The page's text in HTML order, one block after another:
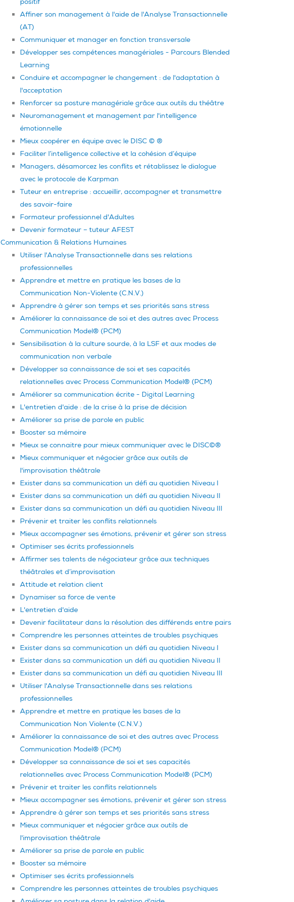
Affiner son management à l'aide de l'Analyse Transactionnelle
(AT)
Communiquer et manager en fonction transversale
Développer ses compétences managériales - Parcours Blended
Learning
Conduire et accompagner le changement : de l'adaptation à
l'acceptation
Renforcer sa posture managériale grâce aux outils du théâtre
Neuromanagement et management par l'intelligence
émotionnelle
Mieux coopérer en équipe avec le DISC © ®
Faciliter l’intelligence collective et la cohésion d’équipe
Managers, désamorcez les conflits et rétablissez le dialogue
avec le protocole de Karpman
Tuteur en entreprise : accueillir, accompagner et transmettre
des savoir-faire
Formateur professionnel d'Adultes
Devenir formateur – tuteur AFEST
Communication & Relations Humaines
Utiliser l'Analyse Transactionnelle dans ses relations
professionnelles
Apprendre et mettre en pratique les bases de la
Communication Non-Violente (C.N.V.)
Apprendre à gérer son temps et ses priorités sans stress
Améliorer la connaissance de soi et des autres avec Process
Communication Model® (PCM)
Sensibilisation à la culture sourde, à la LSF et aux modes de
communication non verbale
Développer sa connaissance de soi et ses capacités
relationnelles avec Process Communication Model® (PCM)
Améliorer sa communication écrite - Digital Learning
L'entretien d'aide : de la crise à la prise de décision
Améliorer sa prise de parole en public
Booster sa mémoire
Mieux se connaitre pour mieux communiquer avec le DISC©®
Mieux communiquer et négocier grâce aux outils de
l'improvisation théâtrale
Exister dans sa communication un défi au quotidien Niveau I
Exister dans sa communication un défi au quotidien Niveau II
Exister dans sa communication un défi au quotidien Niveau III
Prévenir et traiter les conflits relationnels
Mieux accompagner ses émotions, prévenir et gérer son stress
Optimiser ses écrits professionnels
Affirmer ses talents de négociateur grâce aux techniques
théâtrales et d’improvisation
Attitude et relation client
Dynamiser sa force de vente
L'entretien d'aide
Devenir facilitateur dans la résolution des différends entre pairs
Comprendre les personnes atteintes de troubles psychiques
Exister dans sa communication un défi au quotidien Niveau I
Exister dans sa communication un défi au quotidien Niveau II
Exister dans sa communication un défi au quotidien Niveau III
Utiliser l'Analyse Transactionnelle dans ses relations
professionnelles
Apprendre et mettre en pratique les bases de la
Communication Non Violente (C.N.V.)
Améliorer la connaissance de soi et des autres avec Process
Communication Model® (PCM)
Développer sa connaissance de soi et ses capacités
relationnelles avec Process Communication Model® (PCM)
Prévenir et traiter les conflits relationnels
Mieux accompagner ses émotions, prévenir et gérer son stress
Apprendre à gérer son temps et ses priorités sans stress
Mieux communiquer et négocier grâce aux outils de
l'improvisation théâtrale
Améliorer sa prise de parole en public
Booster sa mémoire
Optimiser ses écrits professionnels
Comprendre les personnes atteintes de troubles psychiques